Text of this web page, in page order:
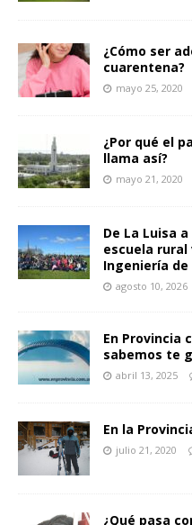
¿Cómo ser
cuarentena?
mayo 25, 2020
¿Por qué el
llama así?
mayo 21, 2020
De La Luisa
escuela
Ingeniería de
agosto 10, 2026
En Provincia
sabemos te
abril 13, 2025
En la
julio 21, 2020
¿Qué pasa